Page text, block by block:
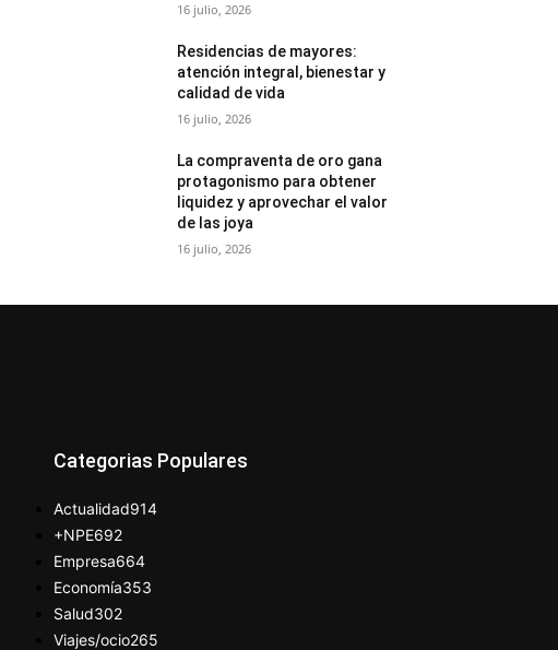
16 julio, 2026
Residencias de mayores:
atención integral, bienestar y
calidad de vida
16 julio, 2026
La compraventa de oro gana
protagonismo para obtener
liquidez y aprovechar el valor
de las joya
16 julio, 2026
Categorias Populares
Actualidad914
+NPE692
Empresa664
Economía353
Salud302
Viajes/ocio265